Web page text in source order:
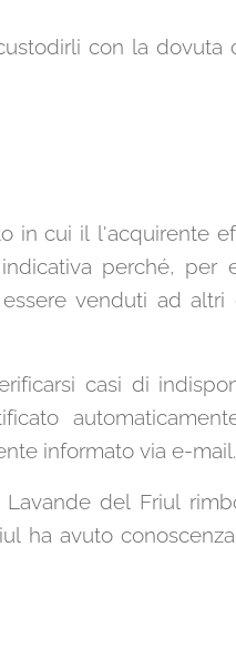
con la dovuta
in cui il l'acquirente
perché, per
venduti ad altri
casi di
informato via e-mail.
del Friul
ha avuto